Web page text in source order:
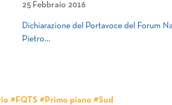
25 Febbraio 2016
Dichiarazione del Portavoce del Forum
Pietro…
#FQTS #Primo piano #Sud